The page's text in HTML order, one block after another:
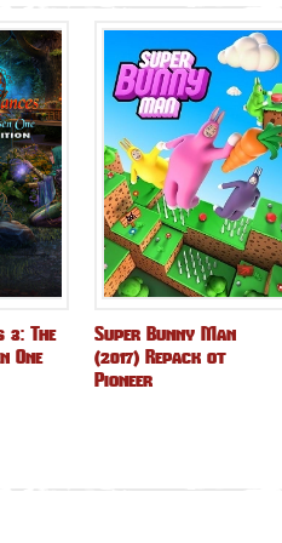
3: The
One
Super Bunny Man
(2017) Repack от
Pioneer